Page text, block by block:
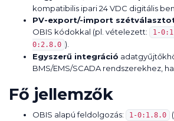
kompatibilis ipari 24 VDC digitális
PV-export/-import
OBIS kódokkal (pl. vételezett:
1-
0:2.8.0 ).
Egyszerű integráció
BMS/EMS/SCADA rendszerekhez,
Fő jellemzők
OBIS alapú feldolgozás: 1-0:1.8.0